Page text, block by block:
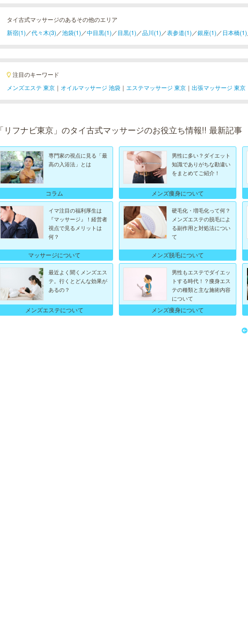
タイ古式マッサージのあるその他のエリア
新宿(1) ／代々木(3) ／池袋(1) ／中目黒(1) ／目黒(1) ／品川(1) ／表参道(1) ／銀座(1) ／日本橋(1)
注目のキーワード
メンズエステ 東京 ｜ オイルマッサージ 池袋 ｜ エステマッサージ 東京 ｜ 出張マッサージ 東京
「リフナビ東京」のタイ古式マッサージのお役立ち情報!! 最新記事
専門家の視点に見る「最
高の入浴法」とは
コラム
男性に多い？ダイエット
知識でありがちな勘違い
をまとめてご紹介！
メンズ痩身について
イマ注目の福利厚生は
『マッサージ』！経営者
視点で見るメリットは
何？
マッサージについて
硬毛化・増毛化って何？
メンズエステの脱毛によ
る副作用と対処法につい
て
メンズ脱毛について
最近よく聞くメンズエス
テ。行くとどんな効果が
あるの？
メンズエステについて
男性もエステでダイエッ
トする時代！？痩身エス
テの種類と主な施術内容
について
メンズ痩身について